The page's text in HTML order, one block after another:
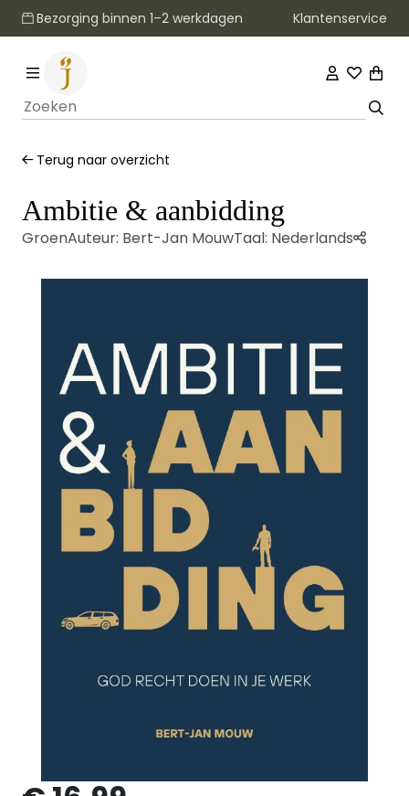
Bezorging binnen 1–2 werkdagen Klantenservice
Terug naar overzicht
Ambitie & aanbidding
GroenAuteur: Bert-Jan MouwTaal: Nederlands